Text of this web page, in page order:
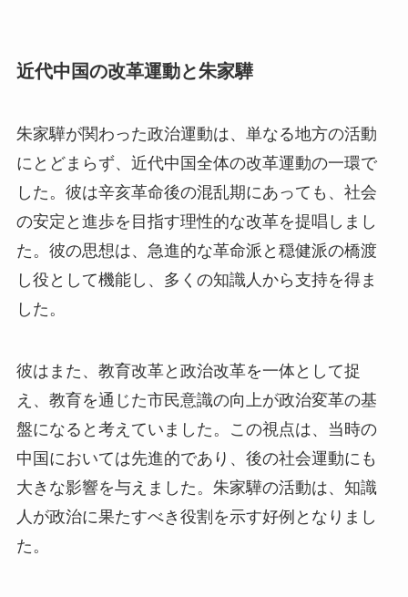
近代中国の改革運動と朱家驊
朱家驊が関わった政治運動は、単なる地方の活動
にとどまらず、近代中国全体の改革運動の一環で
した。彼は辛亥革命後の混乱期にあっても、社会
の安定と進歩を目指す理性的な改革を提唱しまし
た。彼の思想は、急進的な革命派と穏健派の橋渡
し役として機能し、多くの知識人から支持を得ま
した。
彼はまた、教育改革と政治改革を一体として捉
え、教育を通じた市民意識の向上が政治変革の基
盤になると考えていました。この視点は、当時の
中国においては先進的であり、後の社会運動にも
大きな影響を与えました。朱家驊の活動は、知識
人が政治に果たすべき役割を示す好例となりまし
た。